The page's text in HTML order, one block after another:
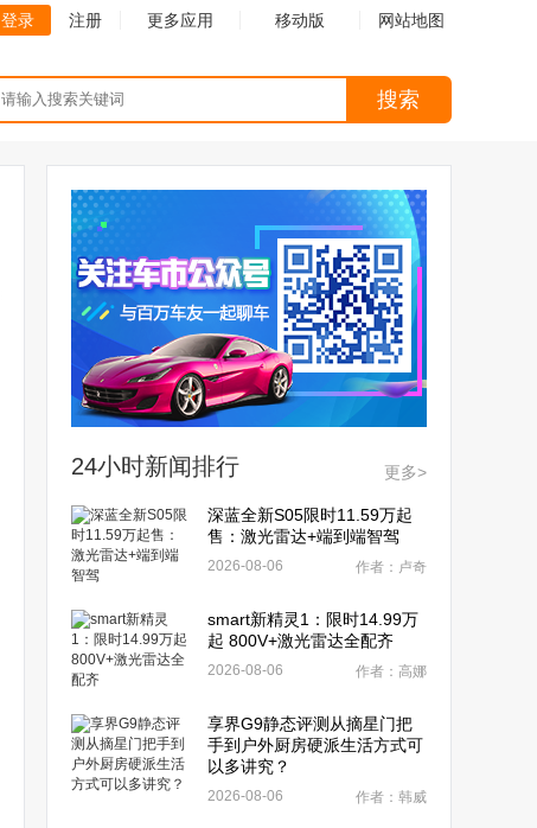
登录 注册 更多应用 移动版 网站地图
搜索
24小时新闻排行 更多>
深蓝全新S05限时11.59万起
售：激光雷达+端到端智驾
2026-08-06 作者：卢奇
smart新精灵1：限时14.99万
起 800V+激光雷达全配齐
2026-08-06 作者：高娜
享界G9静态评测从摘星门把
手到户外厨房硬派生活方式可
以多讲究？
2026-08-06 作者：韩威